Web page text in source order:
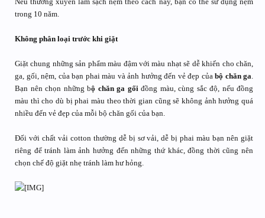
trong 10 năm.
Không phân loại trước khi giặt
Giặt chung những sản phẩm màu đậm với màu nhạt sẽ dễ khiến cho chăn,
ga, gối, nệm, của bạn phai màu và ảnh hưởng đến vẻ đẹp của bộ chăn ga.
Bạn nên chọn những bộ chăn ga gốiđồng màu, cùng sắc độ, nếu đồng
màu thì cho dù bị phai màu theo thời gian cũng sẽ không ảnh hưởng quá
nhiều đến vẻ đẹp của mỗi bộ chăn gối của bạn.
Đối với chất vải cotton thường dễ bị sơ vải, dễ bị phai màu bạn nên giặt
riêng để tránh làm ảnh hưởng đến những thứ khác, đồng thời cũng nên
chọn chế độ giặt nhẹ tránh làm hư hỏng.